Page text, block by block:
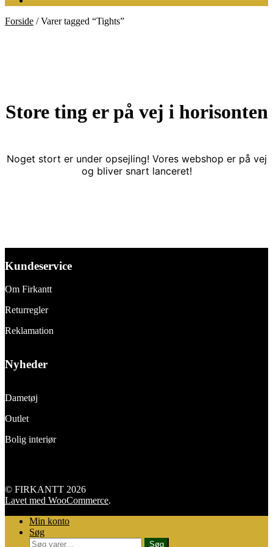
Forside /Varer tagged “Tights”
Store ting er på vej i horisonten
Noget stort er under opsejling! Vores webshop er på vej
og bliver snart lanceret!
Kundeservice
Om Firkantt
Returregler
Reklamation
Nyheder
Dametøj
Outlet
Bolig interiør
© FIRKANTT 2026
Lavet med WooCommerce.
Min konto
Søg
Søg
Søg